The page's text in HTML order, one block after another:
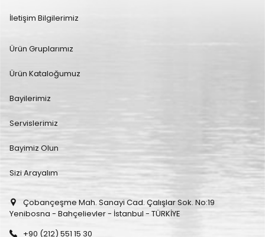
İletişim Bilgilerimiz
Ürün Gruplarımız
Ürün Kataloğumuz
Bayilerimiz
Servislerimiz
Bayimiz Olun
Sizi Arayalım
Çobançeşme Mah. Sanayi Cad. Çalışlar Sok. No:19
Yenibosna - Bahçelievler - İstanbul - TÜRKİYE
+90 (212) 551 15 30